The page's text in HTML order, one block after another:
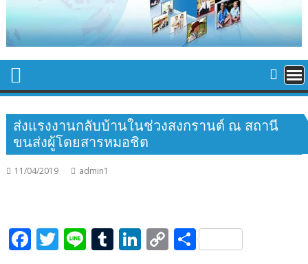
ส่งแรงงานกลับบ้านในช่วงสงกรานต์ ณ สถานี
ขนส่งผู้โดยสารหมอชิต
11/04/2019 admin1
F T Li T Li C S